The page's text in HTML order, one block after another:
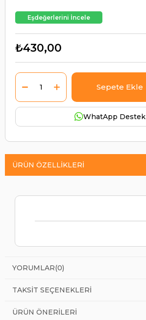
Eşdeğerlerini İncele
₺430,00
WhatApp Destek
ÜRÜN ÖZELLIKLERI
YORUMLAR(0)
TAKSIT SEÇENEKLERI
ÜRÜN ÖNERILERI